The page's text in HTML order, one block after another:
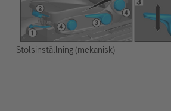
Stolsinställning (mekanisk)